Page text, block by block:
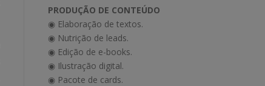
PRODUÇÃO DE CONTEÚDO
◉ Elaboração de textos.
◉ Nutrição de leads.
◉ Edição de e-books.
◉ Ilustração digital.
◉ Pacote de cards.